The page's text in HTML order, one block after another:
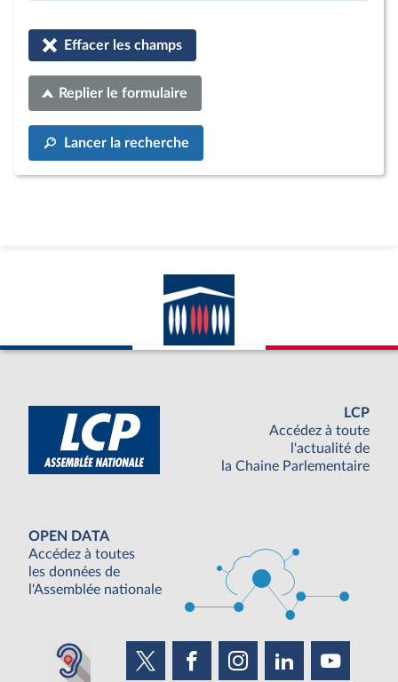
Effacer les champs
Replier le formulaire
Lancer la recherche
LCP
Accédez à toute
l'actualité de
la Chaine Parlementaire
OPEN DATA
Accédez à toutes
les données de
l'Assemblée nationale